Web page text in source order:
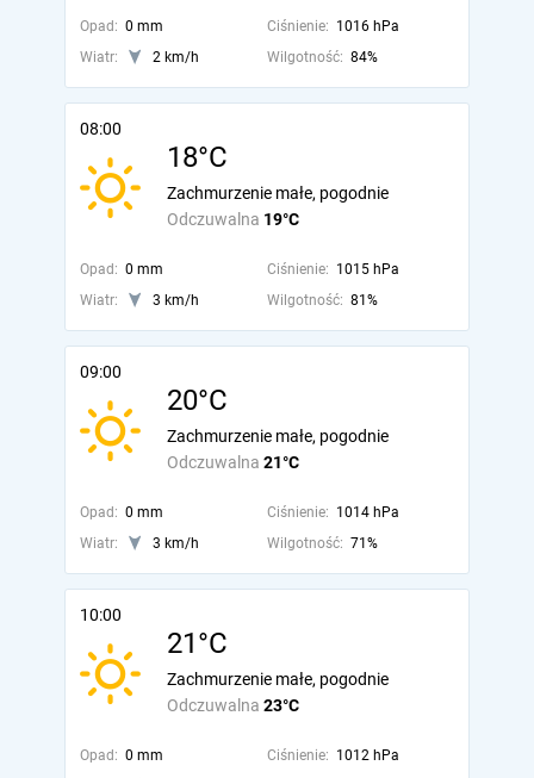
Opad: 0 mm Ciśnienie: 1016 hPa
Wiatr:
2 km/h Wilgotność: 84%
08:00
18°C
Odczuwalna 19°C
Zachmurzenie małe, pogodnie
Opad: 0 mm Ciśnienie: 1015 hPa
Wiatr:
3 km/h Wilgotność: 81%
09:00
20°C
Odczuwalna 21°C
Zachmurzenie małe, pogodnie
Opad: 0 mm Ciśnienie: 1014 hPa
Wiatr:
3 km/h Wilgotność: 71%
10:00
21°C
Odczuwalna 23°C
Zachmurzenie małe, pogodnie
Opad: 0 mm Ciśnienie: 1012 hPa